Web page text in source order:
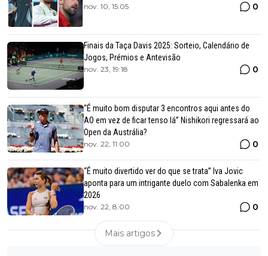
nov. 10, 15:05 0
Finais da Taça Davis 2025: Sorteio, Calendário de
Jogos, Prémios e Antevisão
nov. 23, 19:18 0
“É muito bom disputar 3 encontros aqui antes do
AO em vez de ficar tenso lá” Nishikori regressará ao
Open da Austrália?
nov. 22, 11:00 0
“É muito divertido ver do que se trata” Iva Jovic
aponta para um intrigante duelo com Sabalenka em
2026
nov. 22, 8:00 0
Mais artigos